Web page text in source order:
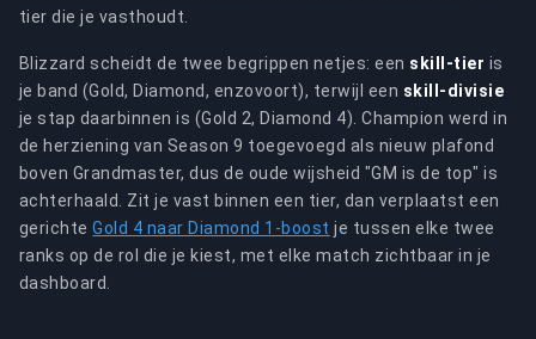
tier die je vasthoudt.
Blizzard scheidt de twee begrippen netjes: een skill-tier is
je band (Gold, Diamond, enzovoort), terwijl een skill-divisie
je stap daarbinnen is (Gold 2, Diamond 4). Champion werd in
de herziening van Season 9 toegevoegd als nieuw plafond
boven Grandmaster, dus de oude wijsheid "GM is de top" is
achterhaald. Zit je vast binnen een tier, dan verplaatst een
gerichteGold 4 naar Diamond 1-boost je tussen elke twee
ranks op de rol die je kiest, met elke match zichtbaar in je
dashboard.